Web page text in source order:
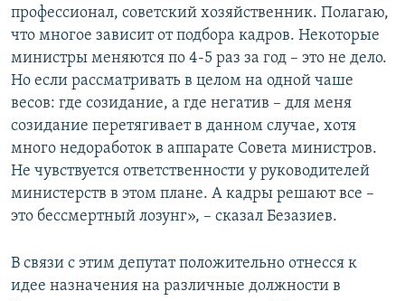
профессионал, советский хозяйственник. Полагаю,
что многое зависит от подбора кадров. Некоторые
министры меняются по 4-5 раз за год – это не дело.
Но если рассматривать в целом на одной чаше
весов: где созидание, а где негатив – для меня
созидание перетягивает в данном случае, хотя
много недоработок в аппарате Совета министров.
Не чувствуется ответственности у руководителей
министерств в этом плане. А кадры решают все –
это бессмертный лозунг», – сказал Безазиев.
В связи с этим депутат положительно отнесся к
идее назначения на различные должности в